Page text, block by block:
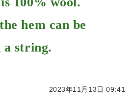
hem can be
a string.
2023年11月13日 09:41